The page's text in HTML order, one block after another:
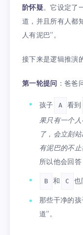
阶怀疑。它设定了
道，并且所有人都
人有泥巴”。
接下来是逻辑推演
第一轮提问 ：爸爸
孩子 A 看到
果只有一个
了，会立刻
有泥巴的不止
所以他会回答
B 和 C 也
那些干净的
道”。